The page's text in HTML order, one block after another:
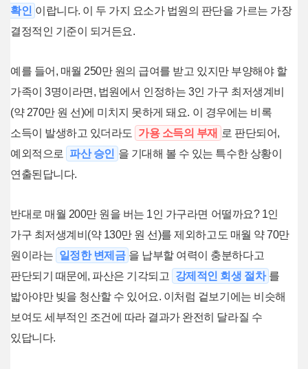
확인 이랍니다. 이 두 가지 요소가 법원의 판단을 가르는 가장
결정적인 기준이 되거든요.
예를 들어, 매월 250만 원의 급여를 받고 있지만 부양해야 할
가족이 3명이라면, 법원에서 인정하는 3인 가구 최저생계비
(약 270만 원 선)에 미치지 못하게 돼요. 이 경우에는 비록
소득이 발생하고 있더라도
가용 소득의 부재
로 판단되어,
예외적으로
파산 승인 을 기대해 볼 수 있는 특수한 상황이
연출된답니다.
반대로 매월 200만 원을 버는 1인 가구라면 어떨까요? 1인
가구 최저생계비(약 130만 원 선)를 제외하고도 매월 약 70만
원이라는 일정한 변제금 을 납부할 여력이 충분하다고
판단되기 때문에, 파산은 기각되고
강제적인 회생 절차 를
밟아야만 빚을 청산할 수 있어요. 이처럼 겉보기에는 비슷해
보여도 세부적인 조건에 따라 결과가 완전히 달라질 수
있답니다.